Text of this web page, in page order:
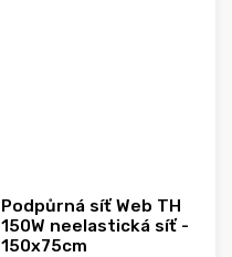
Podpůrná síť Web TH
150W neelastická síť -
150x75cm